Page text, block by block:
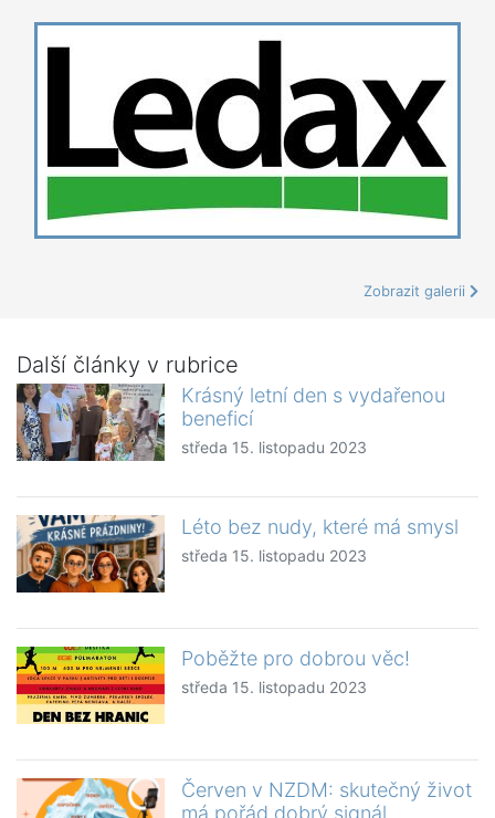
Zobrazit galerii
Další články v rubrice
Krásný letní den s vydařenou
beneficí
středa 15. listopadu 2023
Léto bez nudy, které má smysl
středa 15. listopadu 2023
Poběžte pro dobrou věc!
středa 15. listopadu 2023
Červen v NZDM: skutečný život
má pořád dobrý signál